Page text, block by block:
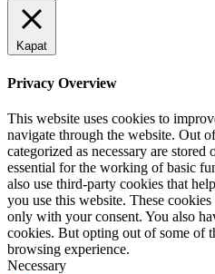
Kapat
Privacy Overview
This website uses cookies to
navigate through the website. Out
categorized as necessary are
essential for the working of basic
also use third-party cookies that
you use this website. These
only with your consent. You also
cookies. But opting out of some of
browsing experience.
Necessary